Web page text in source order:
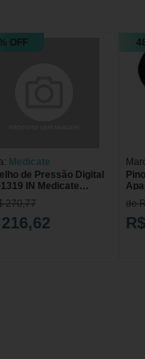
OFF
Medicate
de Pressão Digital
1319 IN Medicate
270,77 de